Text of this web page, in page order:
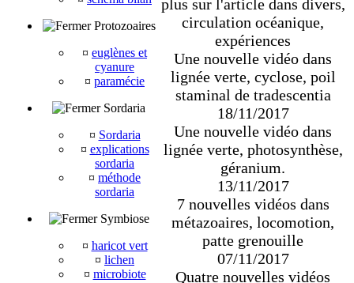
Protozoaires
¤ euglènes et
cyanure
¤ paramécie
Sordaria
¤ Sordaria
¤ explications
sordaria
¤ méthode
sordaria
Symbiose
¤ haricot vert
¤ lichen
¤ microbiote
plus sur l'article dans divers,
circulation océanique,
expériences
Une nouvelle vidéo dans
lignée verte, cyclose, poil
staminal de tradescentia
18/11/2017
Une nouvelle vidéo dans
lignée verte, photosynthèse,
géranium.
13/11/2017
7 nouvelles vidéos dans
métazoaires, locomotion,
patte grenouille
07/11/2017
Quatre nouvelles vidéos